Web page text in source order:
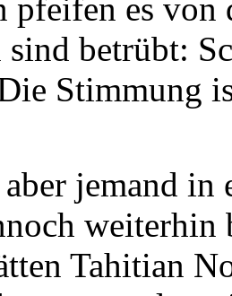
pfeifen es
betrübt:
Stimmung
jemand
weiterhin
Tahitian